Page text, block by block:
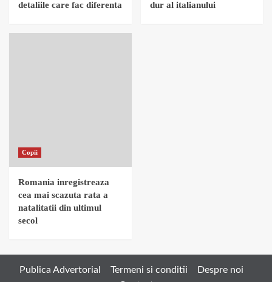
detaliile care fac diferenta
dur al italianului
Copii
Romania inregistreaza
cea mai scazuta rata a
natalitatii din ultimul
secol
Publica Advertorial Termeni si conditii
Despre noi